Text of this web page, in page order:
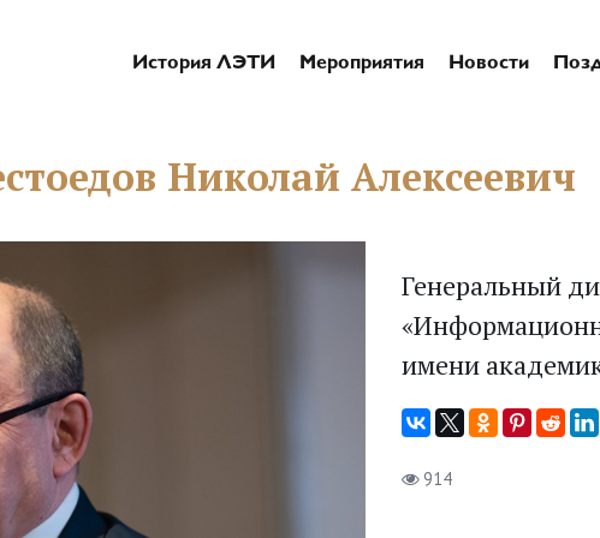
История ЛЭТИ Мероприятия Новости
Николай Алексеевич
Генеральный
имени
914